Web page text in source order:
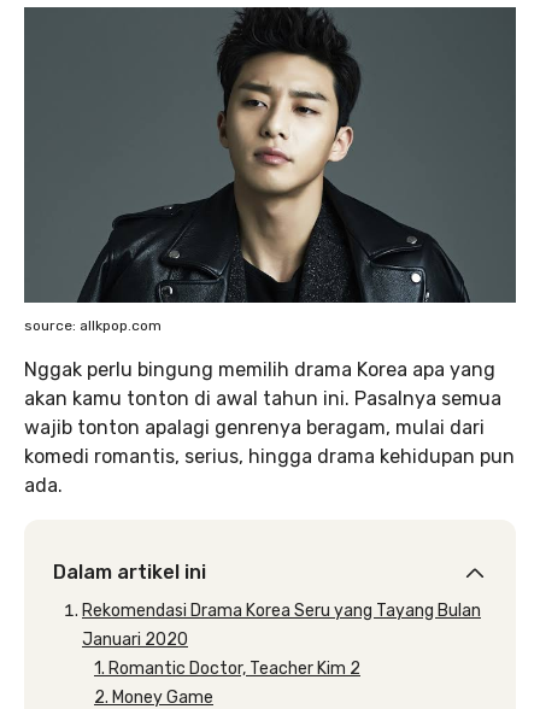
source: allkpop.com
Nggak perlu bingung memilih drama Korea apa yang
akan kamu tonton di awal tahun ini. Pasalnya semua
wajib tonton apalagi genrenya beragam, mulai dari
komedi romantis, serius, hingga drama kehidupan pun
ada.
Dalam artikel ini
Rekomendasi Drama Korea Seru yang Tayang Bulan
Januari 2020
1. Romantic Doctor, Teacher Kim 2
2. Money Game